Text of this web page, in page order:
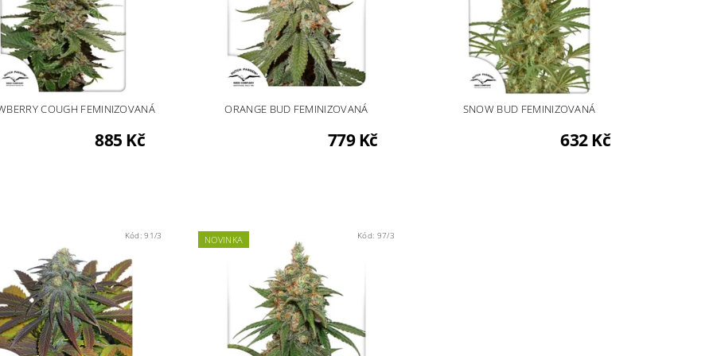
COUGH FEMINIZOVANÁ
885 Kč
ORANGE BUD FEMINIZOVANÁ
779 Kč
SNOW BUD FEMINIZOVANÁ
632 Kč
Kód:91/3 NOVINKA Kód: 97/3